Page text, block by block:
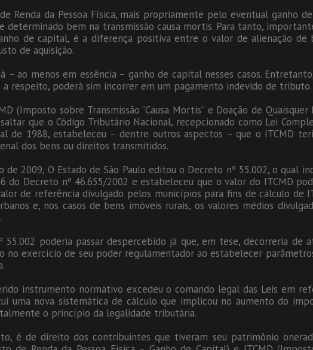
Renda da Pessoa Física, mais propriamente pelo eventual ganho
determinado bem na transmissão causa mortis. Para tanto,
de capital, é a diferença positiva entre o valor de alienação de
de aquisição.
– ao menos em essência – ganho de capital nesses casos.
respeito, poderá sim incorrer em um pagamento indevido de tributo.
(Imposto sobre Transmissão “Causa Mortis” e Doação de Quaisquer
que o Código Tributário Nacional, recepcionado como Lei
de 1988, estabeleceu – dentre outros aspectos – que o ITCMD
dos bens ou direitos transmitidos.
de 2009, O Estado de São Paulo editou o Decreto nº 55.002, o qual
do Decreto nº 46.655/2002 e estabeleceu que o valor do ITCMD
de referência divulgado pelos municípios para fins de cálculo de
e, nos casos de bens imóveis rurais, os valores médios
poderia passar despercebido já que, em tese, decorreria de
no exercício de seu poder regulamentador ao estabelecer
instrumento normativo excedeu o comando legal das Leis em
uma nova sistemática de cálculo que implicou no aumento do
o princípio da legalidade tributária.
é de direito dos contribuintes que tiveram seu patrimônio